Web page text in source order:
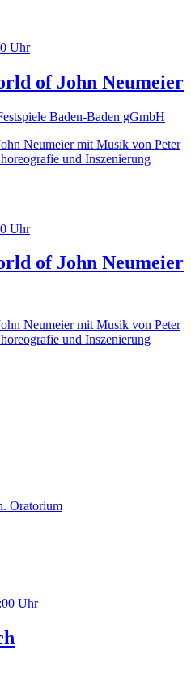
Uhr
of John Neumeier
Baden-Baden gGmbH
Neumeier mit Musik von Peter
und Inszenierung
Uhr
of John Neumeier
Neumeier mit Musik von Peter
und Inszenierung
Oratorium
Uhr